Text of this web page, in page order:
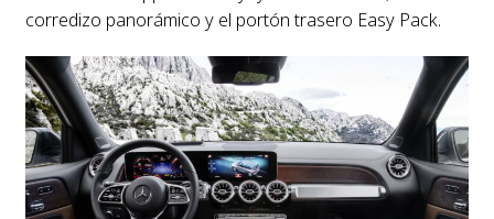
corredizo panorámico y el portón trasero Easy Pack.